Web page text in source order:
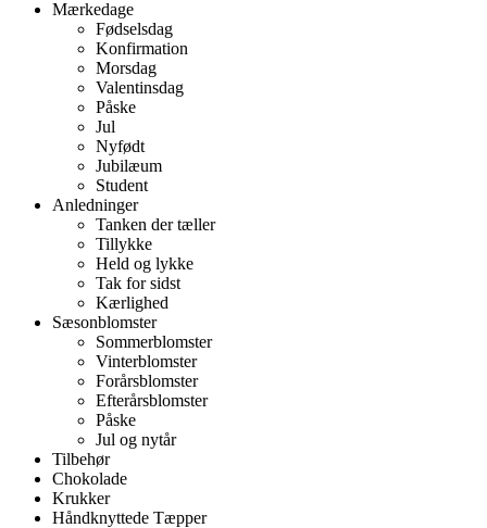
Mærkedage
Fødselsdag
Konfirmation
Morsdag
Valentinsdag
Påske
Jul
Nyfødt
Jubilæum
Student
Anledninger
Tanken der tæller
Tillykke
Held og lykke
Tak for sidst
Kærlighed
Sæsonblomster
Sommerblomster
Vinterblomster
Forårsblomster
Efterårsblomster
Påske
Jul og nytår
Tilbehør
Chokolade
Krukker
Håndknyttede Tæpper